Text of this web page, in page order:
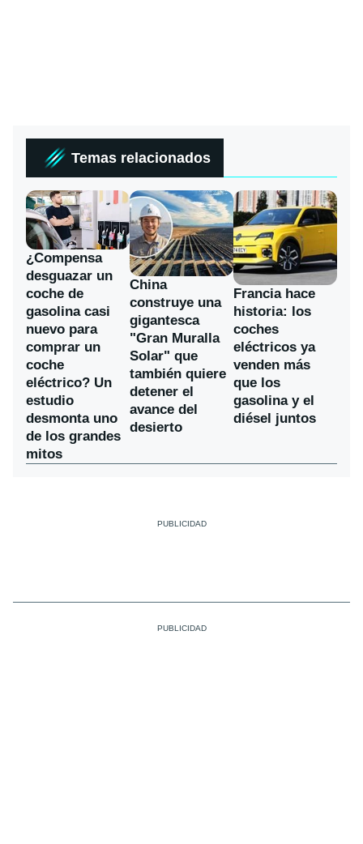
Temas relacionados
¿Compensa
desguazar un
coche de
gasolina casi
nuevo para
comprar un
coche
eléctrico? Un
estudio
desmonta uno
de los grandes
mitos
China
construye una
gigantesca
"Gran Muralla
Solar" que
también quiere
detener el
avance del
desierto
Francia hace
historia: los
coches
eléctricos ya
venden más
que los
gasolina y el
diésel juntos